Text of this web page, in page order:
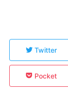
Twitter
Pocket